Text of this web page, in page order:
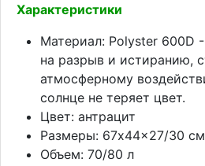
Характеристики
Материал: Polyster 600D
на разрыв и истиранию,
атмосферному
солнце не теряет цвет.
Цвет: антрацит
Размеры: 67x44x27/30 см
Объем: 70/80 л